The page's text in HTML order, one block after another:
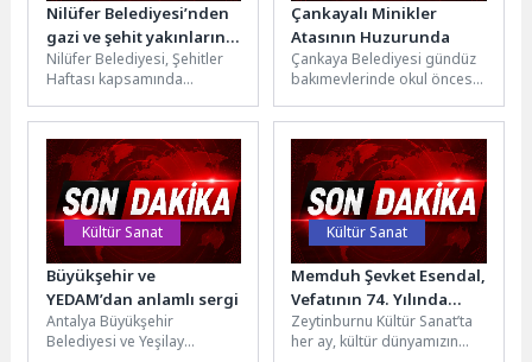
Nilüfer Belediyesi’nden
gazi ve şehit yakınlarına
vefa
Nilüfer Belediyesi, Şehitler
Haftası kapsamında
Yerleşkesi’nde bulunan gazi
ve şehit yakınları derneklerini
ziyaret...
Çankayalı Minikler
Atasının Huzurunda
Çankaya Belediyesi gündüz
bakımevlerinde okul öncesi
ilköğretime ilk adımlarını
atmadan önce
Cumhuriyetimizin...
Kültür Sanat
Büyükşehir ve
YEDAM’dan anlamlı sergi
Antalya Büyükşehir
Belediyesi ve Yeşilay
Kültür Sanat
Memduh Şevket Esendal,
Vefatının 74. Yılında
Zeytinburnu Kültür
Sanat’ta Anılıyor!
Zeytinburnu Kültür Sanat’ta
her ay, kültür dünyamızın